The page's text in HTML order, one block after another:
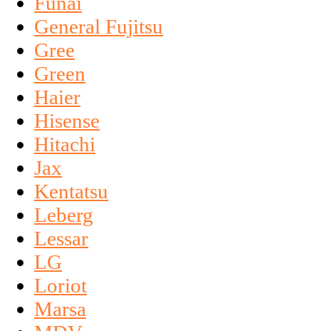
General Fujitsu
Gree
Green
Haier
Hisense
Hitachi
Jax
Kentatsu
Leberg
Lessar
LG
Loriot
Marsa